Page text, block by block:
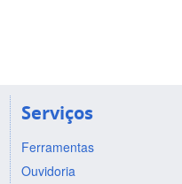
Serviços
Ferramentas
Ouvidoria